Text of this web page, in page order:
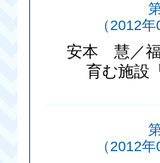
（2012
安本 慧／福
育む施設
（2012